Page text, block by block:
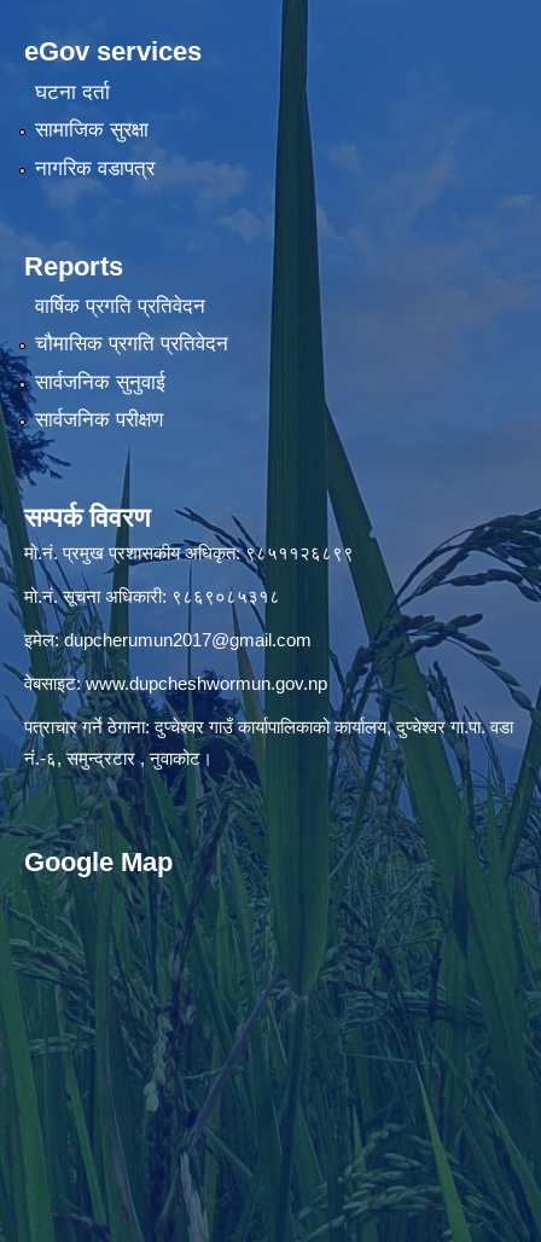
eGov services
घटना दर्ता
सामाजिक सुरक्षा
नागरिक वडापत्र
Reports
वार्षिक प्रगति प्रतिवेदन
चौमासिक प्रगति प्रतिवेदन
सार्वजनिक सुनुवाई
सार्वजनिक परीक्षण
सम्पर्क विवरण
मो.नं. प्रमुख प्रशासकीय अधिकृत: ९८५११२६८९९
मो.नं. सूचना अधिकारी: ९८६९०८५३१८
इमेल:dupcherumun2017@gmail.com
वेबसाइट:www.dupcheshwormun.gov.np
पत्राचार गर्ने ठेगाना: दुप्चेश्वर गाउँ कार्यापालिकाको कार्यालय, दुप्चेश्वर गा.पा. वडा
नं.-६, समुन्द्रटार , नुवाकोट।
Google Map